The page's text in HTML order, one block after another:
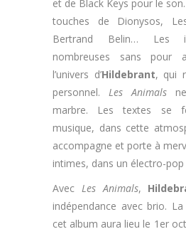
et de Black Keys pour le
touches de Dionysos,
Bertrand Belin… Les
nombreuses sans pour
l’univers d’Hildebrant, qui
personnel. Les Animals
marbre. Les textes se
musique, dans cette
accompagne et porte à
intimes, dans un électro-
Avec Les Animals,
indépendance avec brio.
cet album aura lieu le 1er